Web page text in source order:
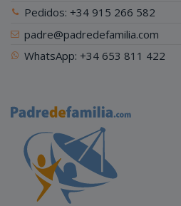
Pedidos: +34 915 266 582
padre@padredefamilia.com
WhatsApp: +34 653 811 422